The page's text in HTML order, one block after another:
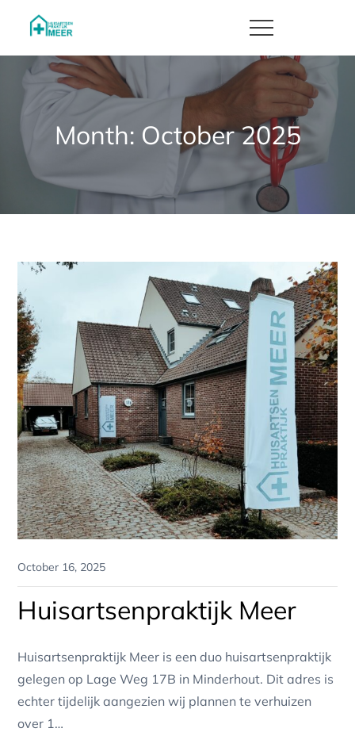
content
Month: October 2025
Posted
on
October 16, 2025
Huisartsenpraktijk Meer
Huisartsenpraktijk Meer is een duo huisartsenpraktijk
gelegen op Lage Weg 17B in Minderhout. Dit adres is
echter tijdelijk aangezien wij plannen te verhuizen
over 1…